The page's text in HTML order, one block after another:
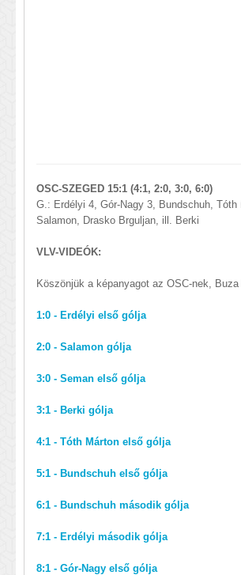
OSC-SZEGED 15:1 (4:1, 2:0, 3:0, 6:0)
G.: Erdélyi 4, Gór-Nagy 3, Bundschuh, Tóth
Salamon, Drasko Brguljan, ill. Berki
VLV-VIDEÓK:
Köszönjük a képanyagot az OSC-nek, Buza
1:0 - Erdélyi első gólja
2:0 - Salamon gólja
3:0 - Seman első gólja
3:1 - Berki gólja
4:1 - Tóth Márton első gólja
5:1 - Bundschuh első gólja
6:1 - Bundschuh második gólja
7:1 - Erdélyi második gólja
8:1 - Gór-Nagy első gólja